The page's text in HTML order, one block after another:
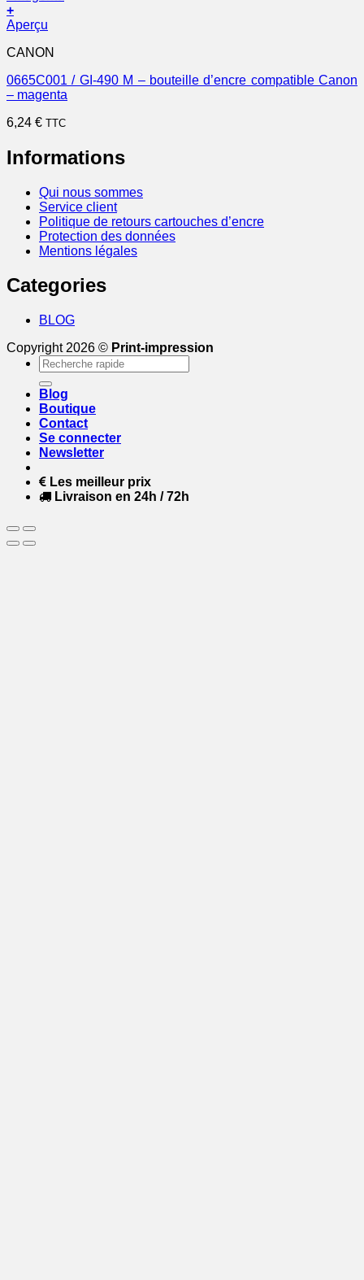
+
Aperçu
CANON
0665C001 / GI-490 M – bouteille d’encre compatible Canon
– magenta
6,24 € TTC
Informations
Qui nous sommes
Service client
Politique de retours cartouches d’encre
Protection des données
Mentions légales
Categories
BLOG
Copyright 2026 © Print-impression
Recherche
pour :
Blog
Boutique
Contact
Se connecter
Newsletter
Les meilleur prix
Livraison en 24h / 72h